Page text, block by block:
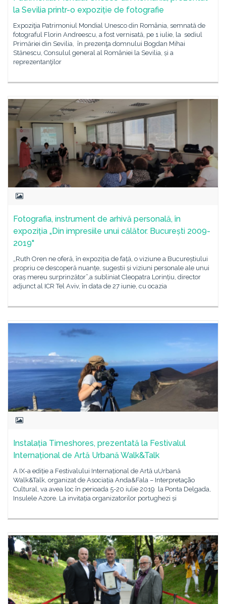
la Sevilia printr-o expoziție de fotografie
Expoziţia Patrimoniul Mondial Unesco din România, semnată de
fotograful Florin Andreescu, a fost vernisată, pe 1 iulie, la sediul
Primăriei din Sevilia, în prezenţa domnului Bogdan Mihai
Stănescu, Consulul general al României la Sevilia, și a
reprezentanţilor
Fotografia, instrument de arhivă personală, în
expoziția „Din impresiile unui călător. București 2009-
2019"
„Ruth Oren ne oferă, în expoziția de față, o viziune a Bucureștiului
propriu ce descoperă nuanțe, sugestii și viziuni personale ale unui
oraș mereu surprinzător”,a subliniat Cleopatra Lorințiu, director
adjunct al ICR Tel Aviv, în data de 27 iunie, cu ocazia
Instalația Timeshores, prezentată la Festivalul
Internațional de Artă Urbană Walk&Talk
A IX-a ediție a Festivalului Internațional de Artă uUrbană
Walk&Talk, organizat de Asociația Anda&Fala – Interpretação
Cultural, va avea loc în perioada 5-20 iulie 2019 la Ponta Delgada,
Insulele Azore. La invitația organizatorilor portughezi și